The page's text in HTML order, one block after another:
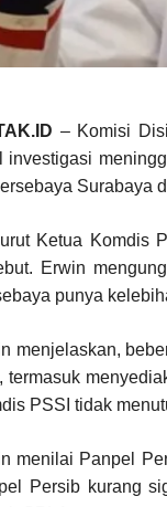
– Komisi
investigasi
Surabaya
Ketua Komdis
Erwin
punya
menjelaskan,
termasuk
PSSI tidak
menilai Panpel
Persib kurang